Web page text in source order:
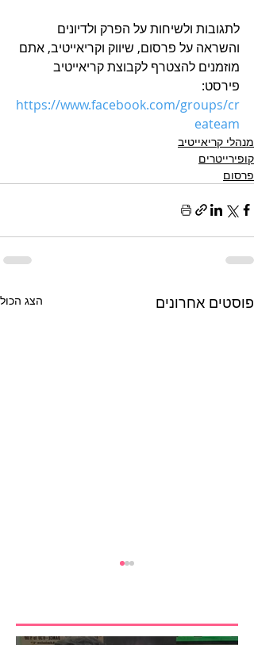
לתגובות ולשיחות על הפרק ולדיונים
והשראה על פרסום, שיווק וקריאייטיב, אתם
מוזמנים להצטרף לקבוצת קריאייטיב
פירסט:
https://www.facebook.com/groups/cr
eateam
מנהלי קריאייטיב
קופירייטרים
פרסום
פוסטים אחרונים הצג הכול